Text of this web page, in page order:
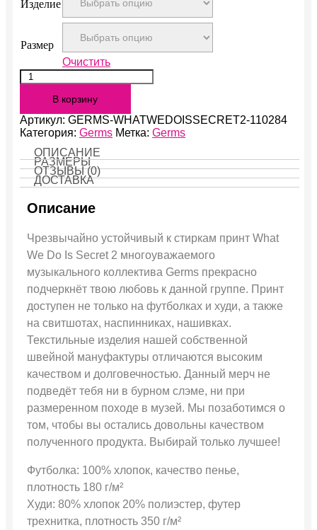
Изделие
Размер
Очистить
Количество
What
Do
Is
Secret
В корзину
Артикул: GERMS-WHATWEDOISSECRET2-110284
Категория: Germs Метка: Germs
ОПИСАНИЕ
РАЗМЕРЫ
ОТЗЫВЫ (0)
ДОСТАВКА
Описание
Чрезвычайно устойчивый к стиркам принт What
We Do Is Secret 2 многоуважаемого
музыкального коллектива Germs прекрасно
подчеркнёт твою любовь к данной группе. Принт
доступен не только на футболках и худи, а также
на свитшотах, наспинниках, нашивках.
Текстильные изделия нашей собственной
швейной мануфактуры отличаются высоким
качеством и долговечностью. Данный мерч не
подведёт тебя ни в бурном слэме, ни при
размеренном походе в музей. Мы позаботимся о
том, чтобы вы остались довольны качеством
полученного продукта. Выбирай только лучшее!
Футболка: 100% хлопок, качество пенье,
плотность 180 г/м²
Худи: 80% хлопок 20% полиэстер, футер
трехнитка, плотность 350 г/м²